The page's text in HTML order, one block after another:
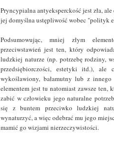
Pryncypialna antyeksperckość jest zła,
jej domyślna ustępliwość wobec "polityk
Podsumowując, mniej złym
przeciwstawień jest ten, który
ludzkiej naturze (np. potrzebę rodziny,
przedsiębiorczości, estetyki itd.), ale
wykoślawiony, bałamutny lub z innego
elementem jest tu natomiast zawsze ten,
zabić w człowieku jego naturalne
się z buntem przeciwko ludzkiej
wynaturzyć, a więc odebrać mu jego
mamić go wizjami nierzeczywistości.